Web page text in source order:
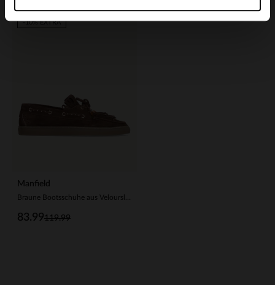
Manfield
119.99
83.99
-30%
-10% EXTRA